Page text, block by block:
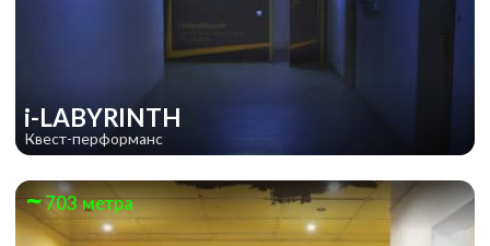
i-LABYRINTH
Квест-перформанс
703 метра